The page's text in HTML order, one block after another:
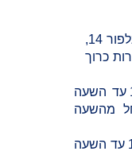
רח' יהודה הלוי, פינת רח' בלפור 14,
08-8665828 השירות כרוך
ימים א',ג',ה' החל מהשעה 18:30 עד השעה
מהשעה
ימי ו' וערבי חג החל מהשעה 13:00 עד השעה